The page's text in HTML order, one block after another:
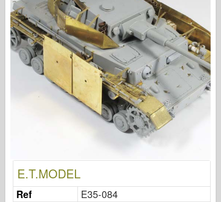
Uitgeverij Osprey
Squadron signaal
Tankkracht
Vrachtwagens en tanks
Waffen-Arsenaal
Wydawnictwo Militaria
Maquettes
Luchtfix
Luchtmacht
E.T.MODEL
Ref
E35-084